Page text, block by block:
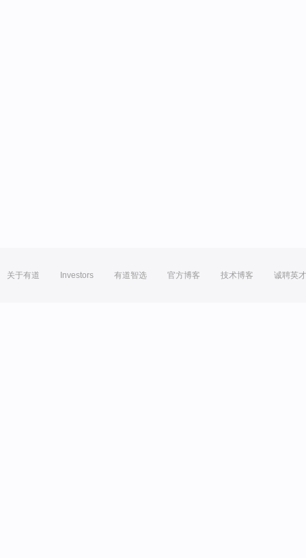
关于有道 Investors 有道智选 官方博客 技术博客 诚聘英才